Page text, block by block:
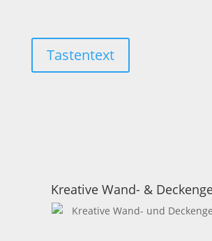
Tastentext
Kreative Wand- &